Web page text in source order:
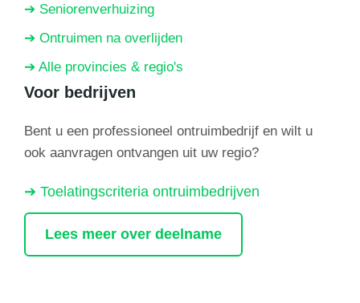
➔ Seniorenverhuizing
➔ Ontruimen na overlijden
➔ Alle provincies & regio's
Voor bedrijven
Bent u een professioneel ontruimbedrijf en wilt u
ook aanvragen ontvangen uit uw regio?
➔ Toelatingscriteria ontruimbedrijven
Lees meer over deelname